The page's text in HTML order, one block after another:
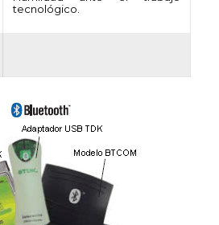
tecnológico.